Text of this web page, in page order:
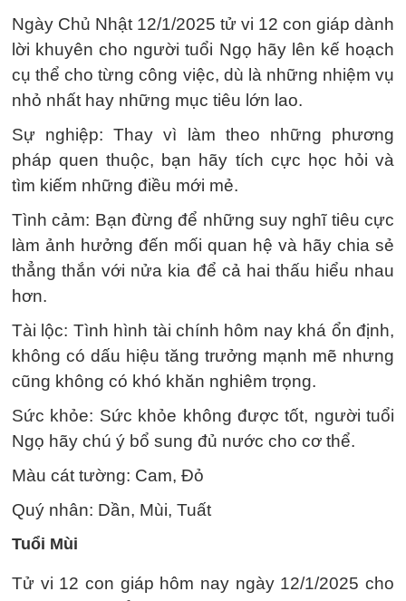
Ngày Chủ Nhật 12/1/2025 tử vi 12 con giáp dành
lời khuyên cho người tuổi Ngọ hãy lên kế hoạch
cụ thể cho từng công việc, dù là những nhiệm vụ
nhỏ nhất hay những mục tiêu lớn lao.
Sự nghiệp: Thay vì làm theo những phương
pháp quen thuộc, bạn hãy tích cực học hỏi và
tìm kiếm những điều mới mẻ.
Tình cảm: Bạn đừng để những suy nghĩ tiêu cực
làm ảnh hưởng đến mối quan hệ và hãy chia sẻ
thẳng thắn với nửa kia để cả hai thấu hiểu nhau
hơn.
Tài lộc: Tình hình tài chính hôm nay khá ổn định,
không có dấu hiệu tăng trưởng mạnh mẽ nhưng
cũng không có khó khăn nghiêm trọng.
Sức khỏe: Sức khỏe không được tốt, người tuổi
Ngọ hãy chú ý bổ sung đủ nước cho cơ thể.
Màu cát tường: Cam, Đỏ
Quý nhân: Dần, Mùi, Tuất
Tuổi Mùi
Tử vi 12 con giáp hôm nay ngày 12/1/2025 cho